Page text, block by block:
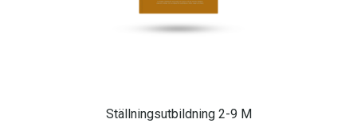
Ställningsutbildning 2-9 M